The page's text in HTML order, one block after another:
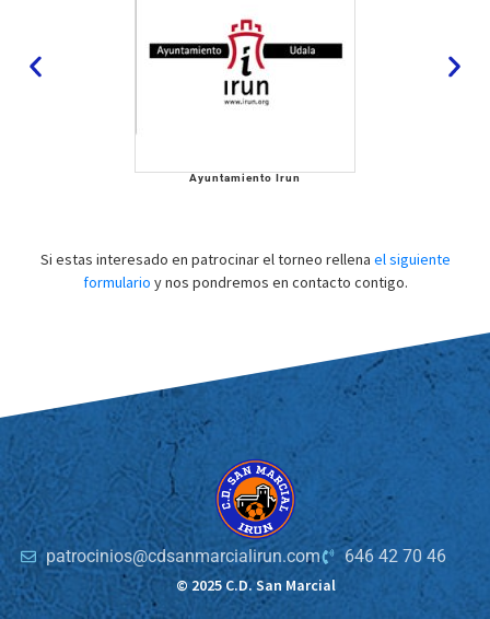
Ayuntamiento Irun
Si estas interesado en patrocinar el torneo rellena el siguiente
formulario y nos pondremos en contacto contigo.
patrocinios@cdsanmarcialirun.com
646 42 70 46
© 2025 C.D. San Marcial